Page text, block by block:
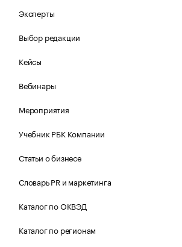
Эксперты
Выбор редакции
Кейсы
Вебинары
Мероприятия
Учебник РБК Компании
Статьи о бизнесе
Словарь PR и маркетинга
Каталог по ОКВЭД
Каталог по регионам